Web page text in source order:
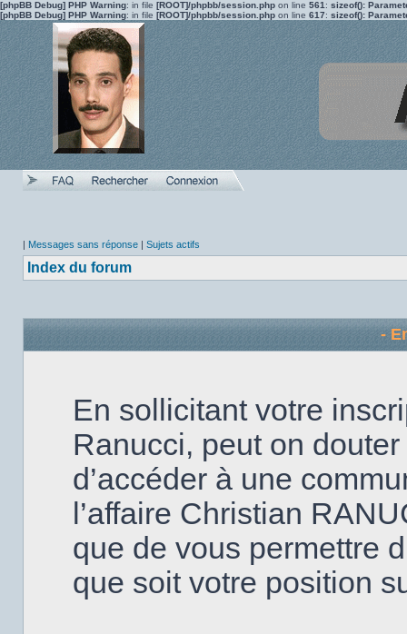
[phpBB Debug] PHP Warning: in file [ROOT]/phpbb/session.php on line 561 : sizeof():
[phpBB Debug] PHP Warning: in file [ROOT]/phpbb/session.php on line 617: sizeof():
| Messages sans réponse | Sujets actifs
Index du forum
-
En sollicitant votre
Ranucci, peut on
d’accéder à une
l’affaire Christian
que de vous permettre
que soit votre position